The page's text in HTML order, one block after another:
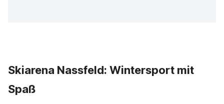
Skiarena Nassfeld: Wintersport mit
Spaß